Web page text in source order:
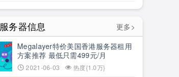
务器信息
更多>
Megalayer特价美国香港服务器租用
方案推荐 最低只需499元/月
2021-06-03 热度{1.0万}